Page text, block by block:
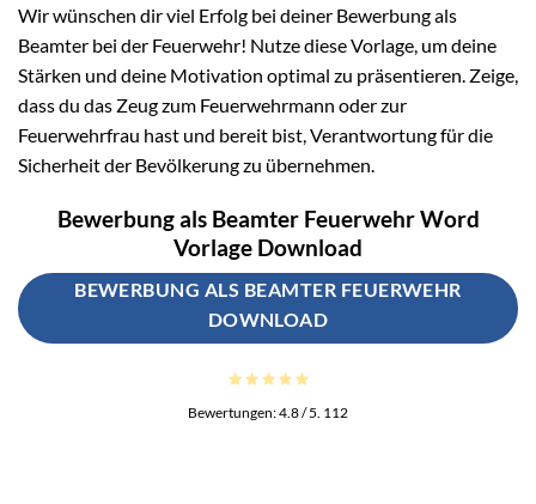
Wir wünschen dir viel Erfolg bei deiner Bewerbung als
Beamter bei der Feuerwehr! Nutze diese Vorlage, um deine
Stärken und deine Motivation optimal zu präsentieren. Zeige,
dass du das Zeug zum Feuerwehrmann oder zur
Feuerwehrfrau hast und bereit bist, Verantwortung für die
Sicherheit der Bevölkerung zu übernehmen.
Bewerbung als Beamter Feuerwehr Word
Vorlage Download
BEWERBUNG ALS BEAMTER FEUERWEHR
DOWNLOAD
Bewertungen:4.8/ 5. 112